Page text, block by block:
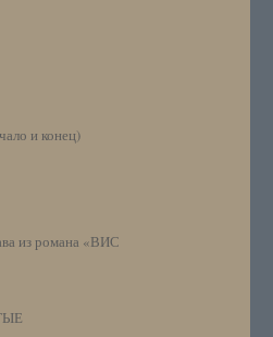
и конец)
из романа «ВИС